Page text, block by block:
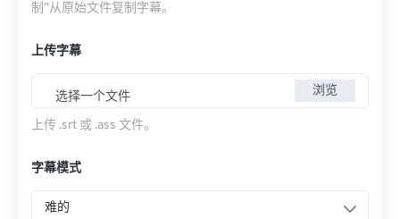
制”从原始文件复制字幕。
上传字幕
选择一个文件 浏览
上传 .srt 或 .ass 文件。
字幕模式
难的